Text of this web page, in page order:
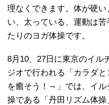
理なくできます。体が硬
い、太っている、運動は
たりのヨガ体操です。
8月10、27日に東京のイル
ジオで行われる「カラダ
を癒そう！～」では、イ
操である「丹田リズム体